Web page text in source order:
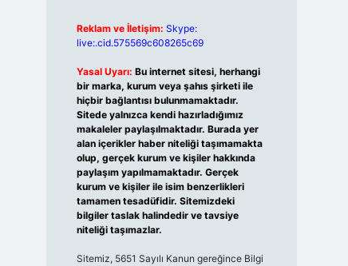
Reklam ve İletişim: Skype:
live:.cid.575569c608265c69
Yasal Uyarı: Bu internet sitesi, herhangi
bir marka, kurum veya şahıs şirketi ile
hiçbir bağlantısı bulunmamaktadır.
Sitede yalnızca kendi hazırladığımız
makaleler paylaşılmaktadır. Burada yer
alan içerikler haber niteliği taşımamakta
olup, gerçek kurum ve kişiler hakkında
paylaşım yapılmamaktadır. Gerçek
kurum ve kişiler ile isim benzerlikleri
tamamen tesadüfidir. Sitemizdeki
bilgiler taslak halindedir ve tavsiye
niteliği taşımazlar.
Sitemiz, 5651 Sayılı Kanun gereğince Bilgi